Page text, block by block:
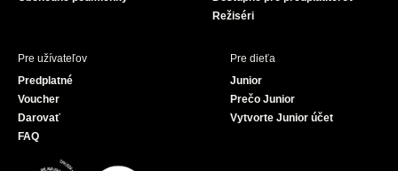
Režiséri
Pre užívateľov
Predplatné
Voucher
Darovať
FAQ
Pre dieťa
Junior
Prečo Junior
Vytvorte Junior účet